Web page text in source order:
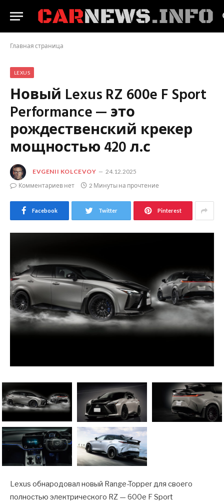
Главная страница
LEXUS
Новый Lexus RZ 600e F Sport
Performance — это
рождественский крекер
мощностью 420 л.с
EVGENII KOLCEVOY
24.12.2025
Комментариев нет
2 Минуты на прочтение
Facebook Twitter Pinterest
Lexus обнародовал новый Range-Topper для своего
полностью электрического RZ — 600e F Sport